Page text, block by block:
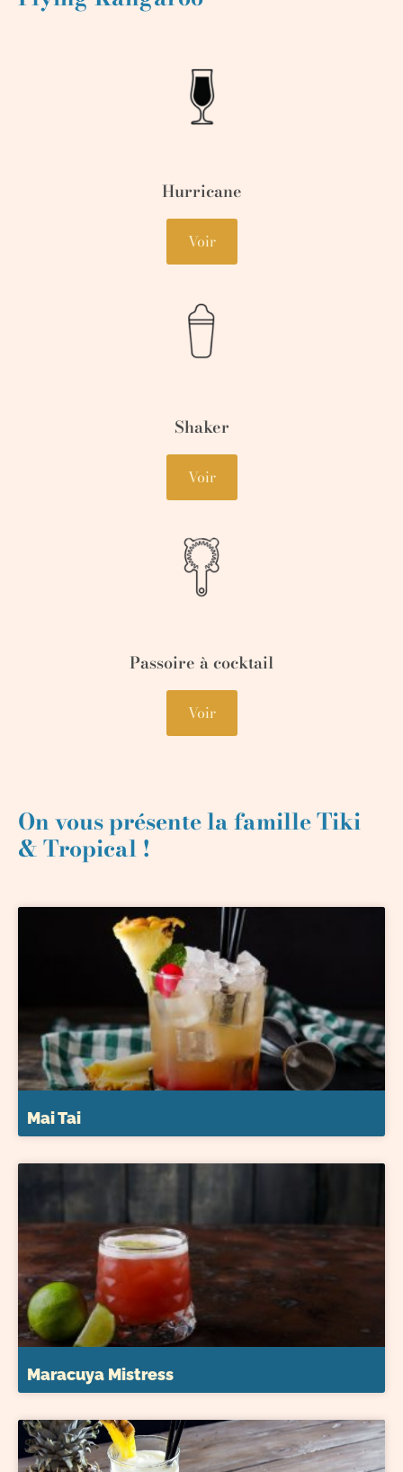
Hurricane
Voir
Shaker
Voir
Passoire à cocktail
Voir
On vous présente la famille Tiki
& Tropical !
Mai Tai
Maracuya Mistress